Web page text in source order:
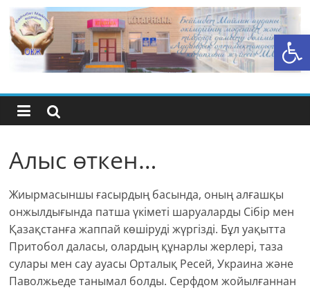
Open toolbar
Skip
to
content
Бейімбет
Майлин
ауданының
орталық
кітапхана
жүйесі
Алыс өткен…
Жиырмасыншы ғасырдың басында, оның алғашқы
онжылдығында патша үкіметі шаруаларды Сібір мен
Қазақстанға жаппай көшіруді жүргізді. Бұл уақытта
Притобол даласы, олардың құнарлы жерлері, таза
сулары мен сау ауасы Орталық Ресей, Украина және
Паволжьеде танымал болды. Серфдом жойылғаннан